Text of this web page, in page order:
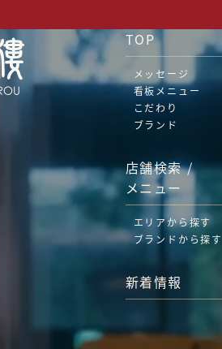
TOP
メッセージ
看板メニュー
こだわり
ブランド
店舗検索 /
メニュー
エリアから探す
ブランドから探す
新着情報